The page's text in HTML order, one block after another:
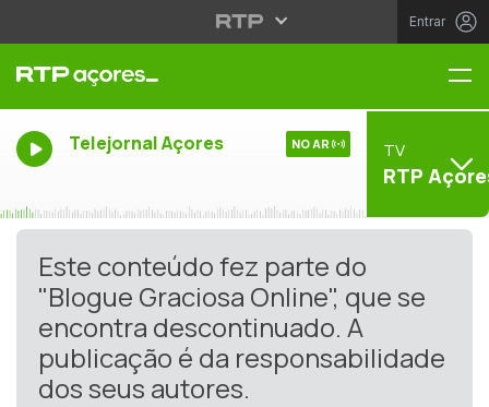
Entrar
Telejornal Açores NO AR TV
RTP
Este conteúdo fez parte do
"Blogue Graciosa Online", que se
encontra descontinuado. A
publicação é da responsabilidade
dos seus autores.